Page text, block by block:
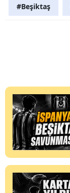
#Beşiktaş